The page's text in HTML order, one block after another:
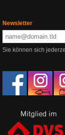
Newsletter
Sie können sich